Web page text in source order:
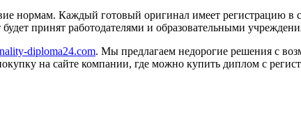
нормам. Каждый готовый оригинал имеет регистрацию в
принят работодателями и образовательными
diploma24.com. Мы предлагаем недорогие решения с
на сайте компании, где можно купить диплом с